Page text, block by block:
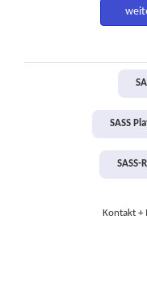
SASS
Kontakt +